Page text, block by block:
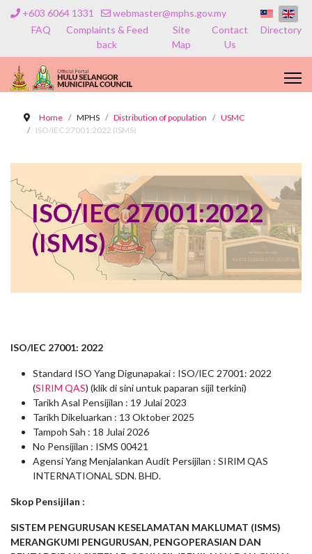
+603 6064 1331
webmaster@mphs.gov.my
FAQ
Complaints & Feed
back
Site
Map
Contact
Us
Directory
Home MPHS Distribution of population
USMC
ISO/IEC 27001:2022 (ISMS)
ISO/IEC 27001:2022
(ISMS)
ISO/IEC 27001: 2022
Standard ISO Yang Digunapakai : ISO/IEC 27001: 2022
(SIRIM QAS) (klik di sini untuk paparan sijil terkini)
Tarikh Asal Pensijilan : 19 Julai 2023
Tarikh Dikeluarkan : 13 Oktober 2025
Tampoh Sah : 18 Julai 2026
No Pensijilan : ISMS 00421
Agensi Yang Menjalankan Audit Persijilan : SIRIM QAS
INTERNATIONAL SDN. BHD.
Skop Pensijilan :
SISTEM PENGURUSAN KESELAMATAN MAKLUMAT (ISMS)
MERANGKUMI PENGURUSAN, PENGOPERASIAN DAN